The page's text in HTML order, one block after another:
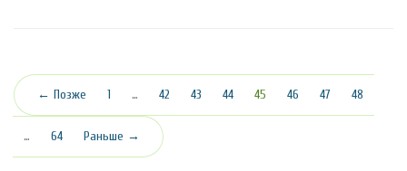
← Позже 1 … 42 43 44 45 (текущая)
46 47 48
… 64 Раньше →